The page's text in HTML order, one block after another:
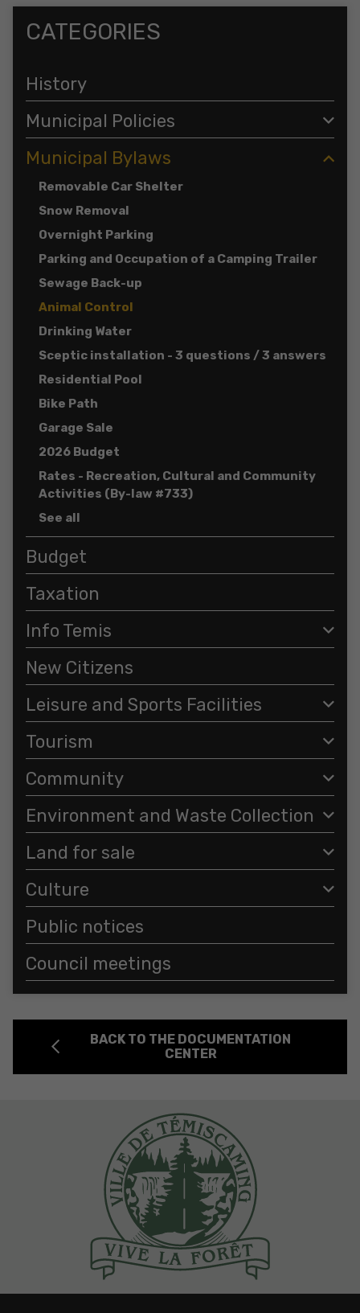
CATEGORIES
History
Municipal Policies
Municipal Bylaws
Removable Car Shelter
Snow Removal
Overnight Parking
Parking and Occupation of a Camping Trailer
Sewage Back-up
Animal Control
Drinking Water
Sceptic installation - 3 questions / 3 answers
Residential Pool
Bike Path
Garage Sale
2026 Budget
Rates - Recreation, Cultural and Community
Activities (By-law #733)
See all
Budget
Taxation
Info Temis
New Citizens
Leisure and Sports Facilities
Tourism
Community
Environment and Waste Collection
Land for sale
Culture
Public notices
Council meetings
BACK TO THE DOCUMENTATION
CENTER